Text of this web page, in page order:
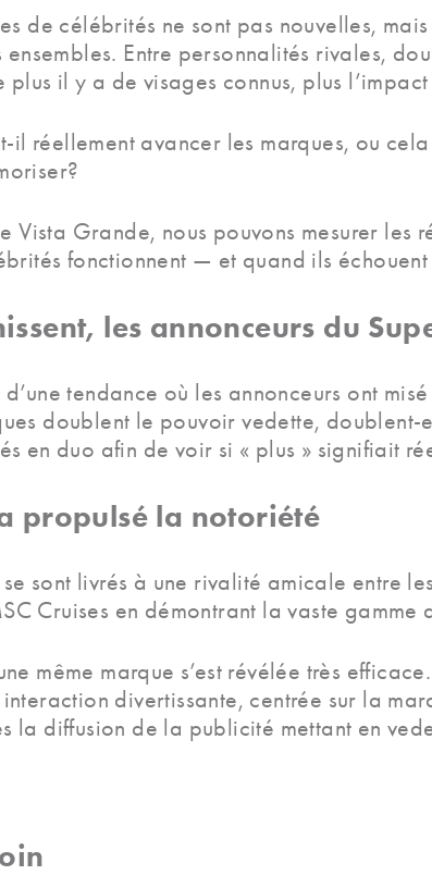
de célébrités ne sont pas nouvelles,
Entre personnalités rivales,
plus il y a de visages connus, plus
réellement avancer les marques, ou
Vista Grande, nous pouvons mesurer les
fonctionnent — et quand ils échouent
les annonceurs du
tendance où les annonceurs ont
doublent le pouvoir vedette,
en duo afin de voir si « plus » signifiait
propulsé la notoriété
sont livrés à une rivalité amicale entre
Cruises en démontrant la vaste gamme
même marque s’est révélée très
divertissante, centrée sur la
la diffusion de la publicité mettant en